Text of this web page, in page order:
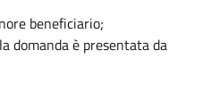
beneficiario;
domanda è presentata da